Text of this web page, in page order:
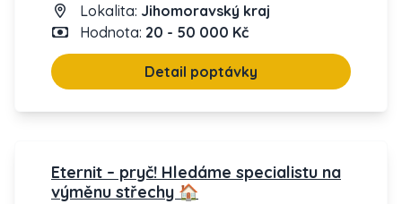
Lokalita: Jihomoravský kraj
Hodnota: 20 - 50 000 Kč
Detail poptávky
Eternit – pryč! Hledáme specialistu na
výměnu střechy 🏠